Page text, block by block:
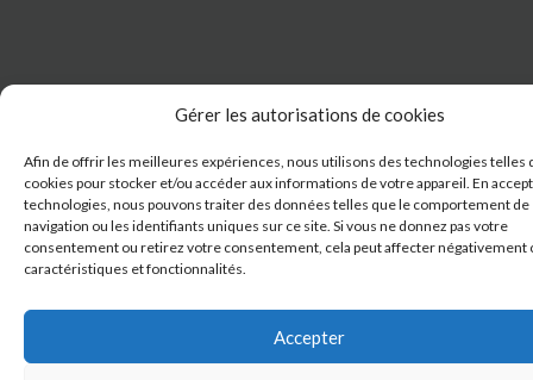
Gérer les autorisations de cookies
Afin de offrir les meilleures expériences, nous utilisons des technologies telles
cookies pour stocker et/ou accéder aux informations de votre appareil. En
technologies, nous pouvons traiter des données telles que le comportement de
navigation ou les identifiants uniques sur ce site. Si vous ne donnez pas votre
consentement ou retirez votre consentement, cela peut affecter négativement
caractéristiques et fonctionnalités.
Accepter